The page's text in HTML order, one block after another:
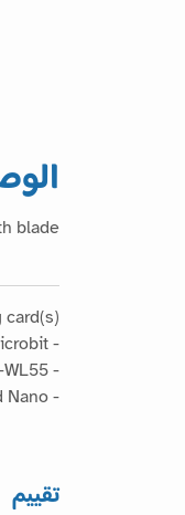
blade.
:
- Microbit
- STM32 NUCLEI-WB55RG and NUCLEO-WL55
- Arduino Uno and Nano
تقييم